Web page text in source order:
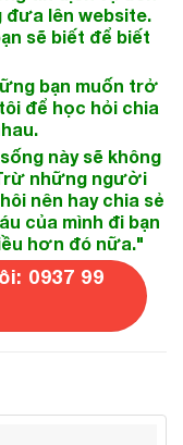
đưa lên website.
sẽ biết để biết
bạn muốn trở
để học hỏi chia
này sẽ không
những người
nên hay chia sẻ
của mình đi bạn
hơn đó nữa."
0937 99